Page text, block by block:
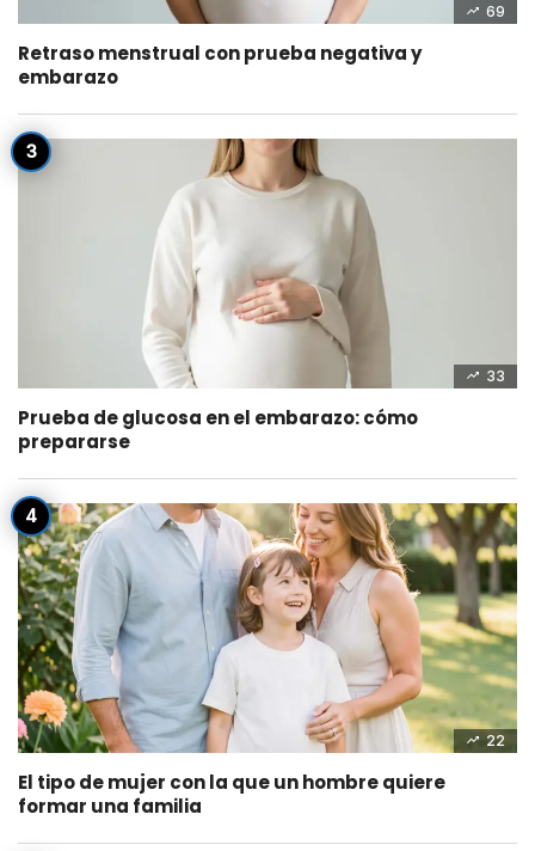
69
Retraso menstrual con prueba negativa y
embarazo
33
Prueba de glucosa en el embarazo: cómo
prepararse
22
El tipo de mujer con la que un hombre quiere
formar una familia